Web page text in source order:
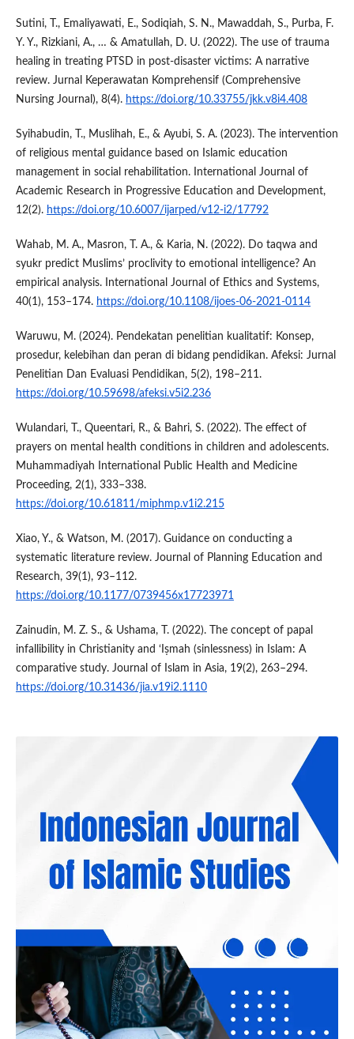
Sutini, T., Emaliyawati, E., Sodiqiah, S. N., Mawaddah, S., Purba, F.
Y. Y., Rizkiani, A., … & Amatullah, D. U. (2022). The use of trauma
healing in treating PTSD in post-disaster victims: A narrative
review. Jurnal Keperawatan Komprehensif (Comprehensive
Nursing Journal), 8(4). https://doi.org/10.33755/jkk.v8i4.408
Syihabudin, T., Muslihah, E., & Ayubi, S. A. (2023). The intervention
of religious mental guidance based on Islamic education
management in social rehabilitation. International Journal of
Academic Research in Progressive Education and Development,
12(2). https://doi.org/10.6007/ijarped/v12-i2/17792
Wahab, M. A., Masron, T. A., & Karia, N. (2022). Do taqwa and
syukr predict Muslims’ proclivity to emotional intelligence? An
empirical analysis. International Journal of Ethics and Systems,
40(1), 153–174. https://doi.org/10.1108/ijoes-06-2021-0114
Waruwu, M. (2024). Pendekatan penelitian kualitatif: Konsep,
prosedur, kelebihan dan peran di bidang pendidikan. Afeksi: Jurnal
Penelitian Dan Evaluasi Pendidikan, 5(2), 198–211.
https://doi.org/10.59698/afeksi.v5i2.236
Wulandari, T., Queentari, R., & Bahri, S. (2022). The effect of
prayers on mental health conditions in children and adolescents.
Muhammadiyah International Public Health and Medicine
Proceeding, 2(1), 333–338.
https://doi.org/10.61811/miphmp.v1i2.215
Xiao, Y., & Watson, M. (2017). Guidance on conducting a
systematic literature review. Journal of Planning Education and
Research, 39(1), 93–112.
https://doi.org/10.1177/0739456x17723971
Zainudin, M. Z. S., & Ushama, T. (2022). The concept of papal
infallibility in Christianity and ‘Iṣmah (sinlessness) in Islam: A
comparative study. Journal of Islam in Asia, 19(2), 263–294.
https://doi.org/10.31436/jia.v19i2.1110